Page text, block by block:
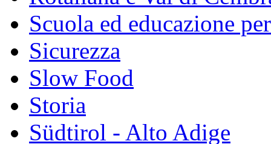
Scuola ed educazione
Sicurezza
Slow Food
Storia
Südtirol - Alto Adige